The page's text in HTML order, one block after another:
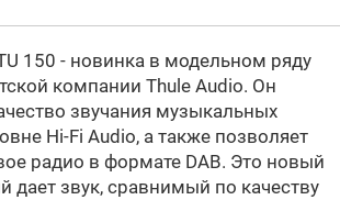
150 - новинка в модельном ряду
компании Thule Audio. Он
звучания музыкальных
Hi-Fi Audio, а также позволяет
радио в формате DAB. Это новый
дает звук, сравнимый по качеству